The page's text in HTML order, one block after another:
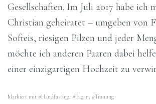
Gesellschaften. Im Juli 2017 habe ich
Christian geheiratet – umgeben von
Softeis, riesigen Pilzen und jeder
möchte ich anderen Paaren dabei
einer einzigartigen Hochzeit zu
Markiert mit #Handfasting, #Pagan, #Trauung